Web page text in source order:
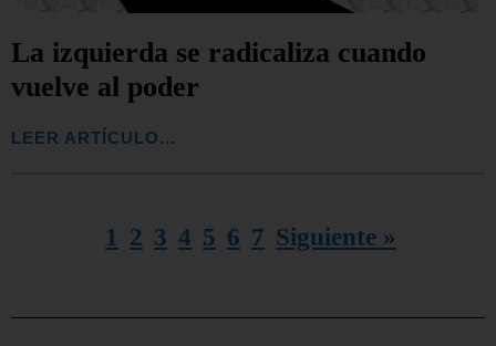
La izquierda se radicaliza cuando
vuelve al poder
LEER ARTÍCULO...
1 2 3 4 5 6 7 Siguiente »